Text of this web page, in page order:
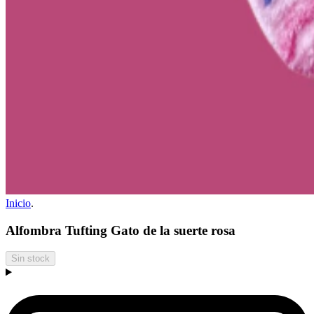
Inicio.
Alfombra Tufting Gato de la suerte rosa
Sin stock